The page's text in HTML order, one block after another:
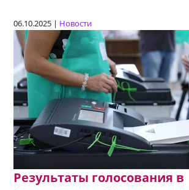
06.10.2025 | Новости
Результаты голосования в